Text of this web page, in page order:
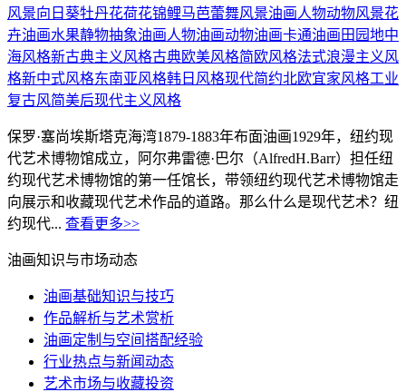
风景向日葵牡丹花荷花锦鲤马芭蕾舞风景油画人物动物风景花
卉油画水果静物抽象油画人物油画动物油画卡通油画田园地中
海风格新古典主义风格古典欧美风格简欧风格法式浪漫主义风
格新中式风格东南亚风格韩日风格现代简约北欧宜家风格工业
复古风简美后现代主义风格
保罗·塞尚埃斯塔克海湾1879-1883年布面油画1929年，纽约现
代艺术博物馆成立，阿尔弗雷德·巴尔（AlfredH.Barr）担任纽
约现代艺术博物馆的第一任馆长，带领纽约现代艺术博物馆走
向展示和收藏现代艺术作品的道路。那么什么是现代艺术？纽
约现代... 查看更多>>
油画知识与市场动态
油画基础知识与技巧
作品解析与艺术赏析
油画定制与空间搭配经验
行业热点与新闻动态
艺术市场与收藏投资